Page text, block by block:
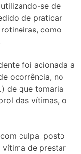
se de
de praticar
como
foi acionada a
ocorrência, no
de que tomaria
das vítimas, o
culpa, posto
vítima de prestar